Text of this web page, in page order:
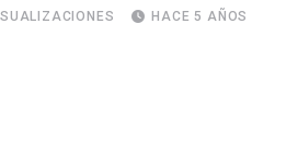
HACE 5 AÑOS